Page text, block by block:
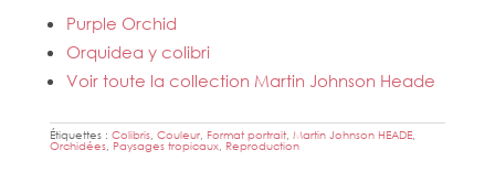
Purple Orchid
Orquidea y colibri
Voir toute la collection Martin Johnson Heade
Étiquettes : Colibris, Couleur, Format portrait, Martin Johnson HEADE,
Orchidées, Paysages tropicaux, Reproduction